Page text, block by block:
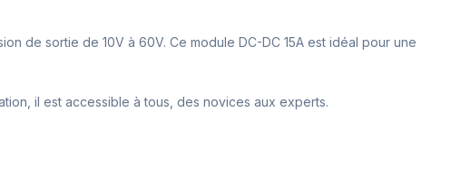
de sortie de 10V à 60V. Ce module DC-DC 15A est idéal pour une
il est accessible à tous, des novices aux experts.